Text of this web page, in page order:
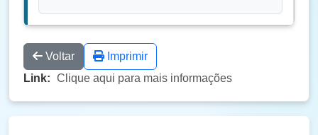
Voltar
Imprimir
Link: Clique aqui para mais informações